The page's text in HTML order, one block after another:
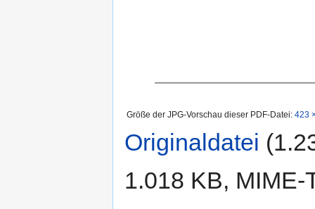
Größe der JPG-Vorschau dieser PDF-Datei: 423
Originaldatei
1.018 KB,